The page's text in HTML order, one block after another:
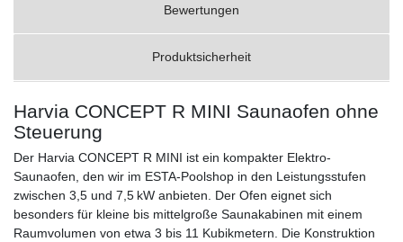
Bewertungen
Produktsicherheit
Harvia CONCEPT R MINI Saunaofen ohne
Steuerung
Der Harvia CONCEPT R MINI ist ein kompakter Elektro-
Saunaofen, den wir im ESTA-Poolshop in den Leistungsstufen
zwischen 3,5 und 7,5 kW anbieten. Der Ofen eignet sich
besonders für kleine bis mittelgroße Saunakabinen mit einem
Raumvolumen von etwa 3 bis 11 Kubikmetern. Die Konstruktion